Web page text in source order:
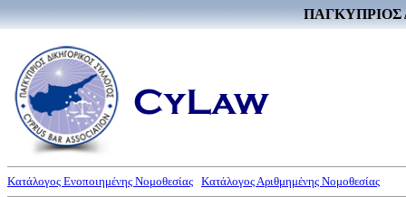
ΠΑΓΚΥΠΡΙΟΣ
Κατάλογος Ενοποιημένης Νομοθεσίας Κατάλογος Αριθμημένης Νομοθεσίας